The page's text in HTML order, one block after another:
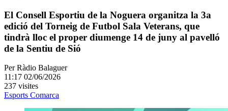
El Consell Esportiu de la Noguera organitza la 3a
edició del Torneig de Futbol Sala Veterans, que
tindrà lloc el proper diumenge 14 de juny al pavelló
de la Sentiu de Sió
Per Ràdio Balaguer
11:17 02/06/2026
237 visites
Esports Comarca